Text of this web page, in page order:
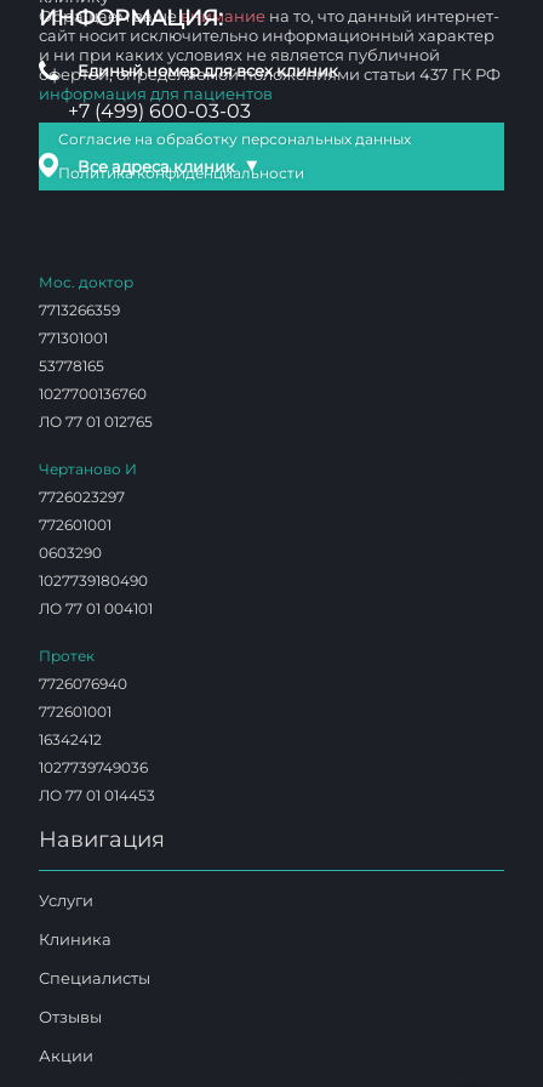
ИНФОРМАЦИЯ:
Единый номер для всех клиник
+7 (499) 600-03-03
Все адреса клиник ▼
Обращаем вашевнимание на то, что данный интернет-
сайт носит исключительно информационный характер
и ни при каких условиях не является публичной
офертой, определяемой положениями статьи 437 ГК РФ
информация для пациентов
Согласие на обработку персональных данных
Политика конфиденциальности
Мос. доктор
7713266359
771301001
53778165
1027700136760
ЛО 77 01 012765
Чертаново И
7726023297
772601001
0603290
1027739180490
ЛО 77 01 004101
Протек
7726076940
772601001
16342412
1027739749036
ЛО 77 01 014453
Навигация
Услуги
Клиника
Специалисты
Отзывы
Акции